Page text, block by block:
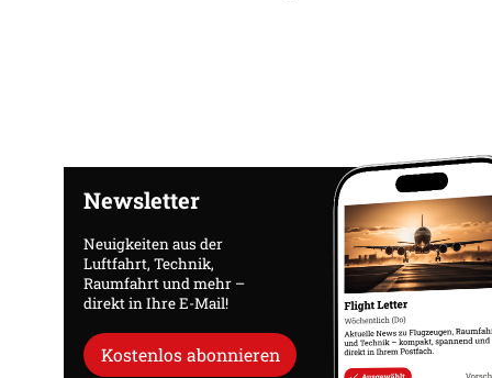
Newsletter
Neuigkeiten aus der
Luftfahrt, Technik,
Raumfahrt und mehr –
direkt in Ihre E-Mail!
Kostenlos abonnieren